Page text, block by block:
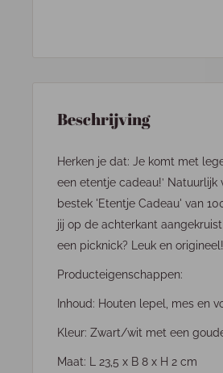
Beschrijving
Herken je dat: Je komt met
een etentje cadeau!’
bestek 'Etentje Cadeau' van
jij op de achterkant
een picknick? Leuk en origineel!
Producteigenschappen:
Inhoud: Houten lepel, mes en
Kleur: Zwart/wit met een
Maat: L 23,5 x B 8 x H 2 cm